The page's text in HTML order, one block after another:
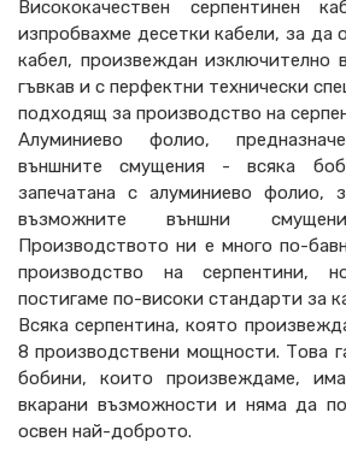
Висококачествен серпентинен
изпробвахме десетки кабели, за да
кабел, произвеждан изключително
гъвкав и с перфектни технически
подходящ за производство на
Алуминиево фолио,
външните смущения - всяка
запечатана с алуминиево фолио,
възможните външни
Производството ни е много по-
производство на серпентини,
постигаме по-високи стандарти за
Всяка серпентина, която
8 производствени мощности. Това
бобини, които произвеждаме,
вкарани възможности и няма да
освен най-доброто.